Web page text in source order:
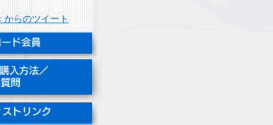
からのツイート